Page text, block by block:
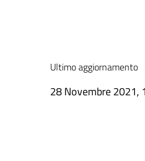
Ultimo aggiornamento
28 Novembre 2021,